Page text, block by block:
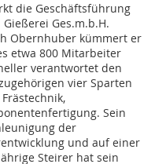
die Geschäftsführung
Ges.m.b.H.
Obernhuber kümmert er
etwa 800 Mitarbeiter
verantwortet den
vier Sparten
Sein
der
und auf einer
Steirer hat sein